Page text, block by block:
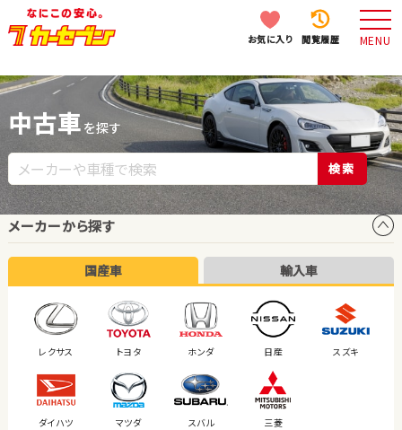
お気に入り 閲覧履歴 MENU
中古車 を探す
検索
メーカーから探す
国産車 輸入車
レクサス トヨタ ホンダ 日産 スズキ
ダイハツ マツダ スバル 三菱